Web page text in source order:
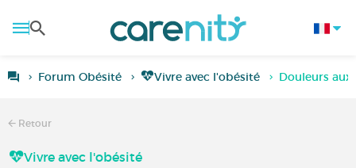
Forum Obésité Vivre avec l'obésité Douleurs aux
Retour
Vivre avec l'obésité